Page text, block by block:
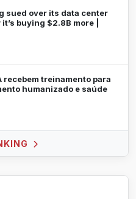
sued over its data center
buying $2.8B more |
recebem treinamento para
humanizado e saúde